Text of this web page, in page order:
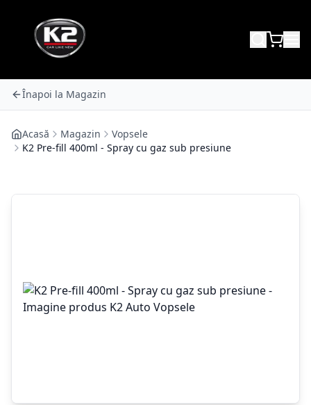
Înapoi la Magazin
Acasă Magazin
Vopsele
K2 Pre-fill 400ml - Spray cu gaz sub presiune